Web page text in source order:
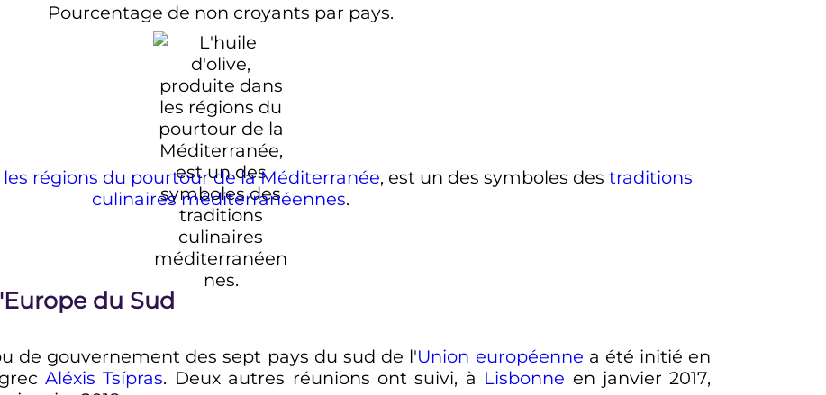
Pourcentage de non croyants par pays.
les régions du pourtour de la Méditerranée, est un des symboles des traditions
culinaires méditerranéennes.
du Sud
de gouvernement des sept pays du sud de l'Union européenne a été initié en
Aléxis Tsípras. Deux autres réunions ont suivi, à Lisbonne en janvier 2017,